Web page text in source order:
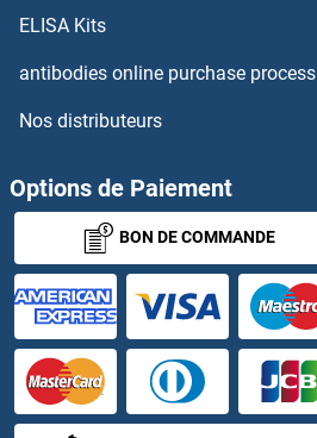
SLC2A2 Kits ELISA
SLC2A3 Kits ELISA
SLC2A8 Kits ELISA
SLC30A10 Kits ELISA
Slc30a3 Kits ELISA
SLC30A4 Kits ELISA
SLC30A5 Kits ELISA
SLC30A6 Kits ELISA
ELISA Kits
antibodies online purchase process
Nos distributeurs
Options de Paiement
BON DE COMMANDE